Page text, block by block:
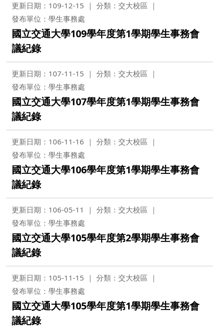
更新日期：109-12-15
分類：交大校區
發布單位：學生事務處
國立交通大學109學年度第1學期學生事務會
議紀錄
更新日期：107-11-15
分類：交大校區
發布單位：學生事務處
國立交通大學107學年度第1學期學生事務會
議紀錄
更新日期：106-11-16
分類：交大校區
發布單位：學生事務處
國立交通大學106學年度第1學期學生事務會
議紀錄
更新日期：106-05-11
分類：交大校區
發布單位：學生事務處
國立交通大學105學年度第2學期學生事務會
議紀錄
更新日期：105-11-15
分類：交大校區
發布單位：學生事務處
國立交通大學105學年度第1學期學生事務會
議紀錄